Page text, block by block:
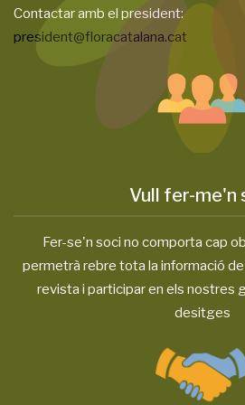
Contactar amb el president:
president@floracatalana.cat
Vull fer-me'n
Fer-se'n soci no comporta cap
permetrà rebre tota la informació
revista i participar en els nostres
desitges